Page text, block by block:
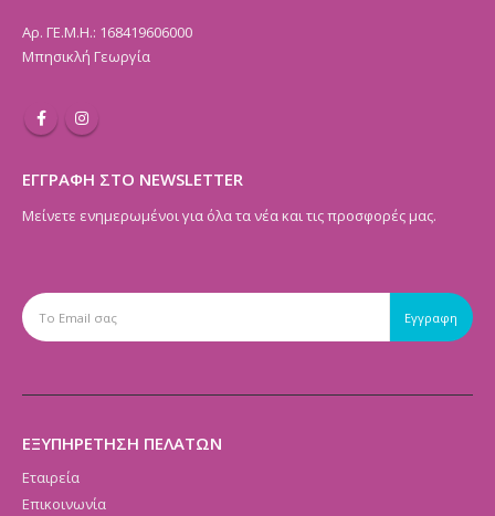
Αρ. ΓΕ.Μ.Η.: 168419606000
Μπησικλή Γεωργία
ΕΓΓΡΑΦΗ ΣΤΟ NEWSLETTER
Μείνετε ενημερωμένοι για όλα τα νέα και τις προσφορές μας.
ΕΞΥΠΗΡΕΤΗΣΗ ΠΕΛΑΤΩΝ
Εταιρεία
Επικοινωνία